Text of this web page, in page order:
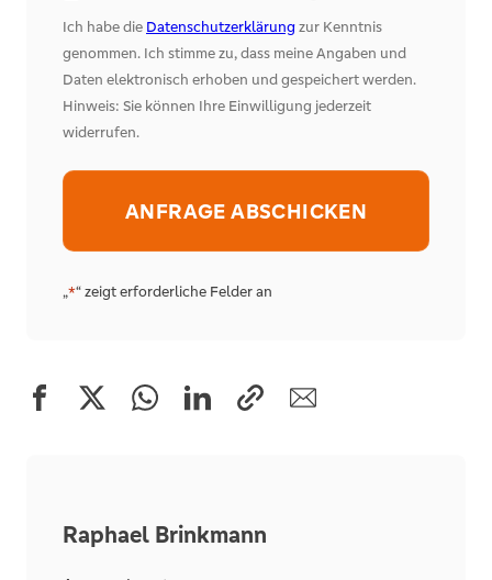
„*“ zeigt erforderliche Felder an
Ich habe die Datenschutzerklärungzur Kenntnis
genommen. Ich stimme zu, dass meine Angaben und
Daten elektronisch erhoben und gespeichert werden.
Hinweis: Sie können Ihre Einwilligung jederzeit
widerrufen.
Alternative:
Raphael Brinkmann